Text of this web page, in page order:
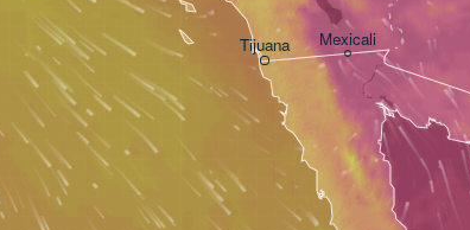
Tijuana Mexicali